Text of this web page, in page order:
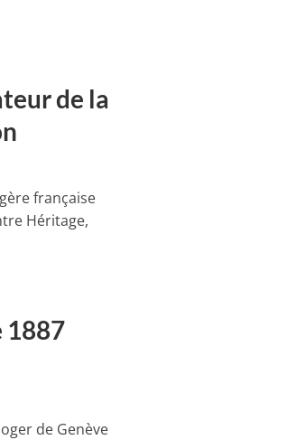
de la
française
Héritage,
1887
de Genève